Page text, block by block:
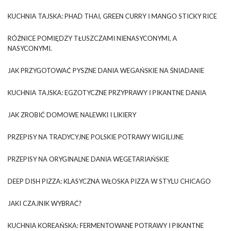
KUCHNIA TAJSKA: PHAD THAI, GREEN CURRY I MANGO STICKY RICE
RÓŻNICE POMIĘDZY TŁUSZCZAMI NIENASYCONYMI, A
NASYCONYMI.
JAK PRZYGOTOWAĆ PYSZNE DANIA WEGAŃSKIE NA ŚNIADANIE
KUCHNIA TAJSKA: EGZOTYCZNE PRZYPRAWY I PIKANTNE DANIA
JAK ZROBIĆ DOMOWE NALEWKI I LIKIERY
PRZEPISY NA TRADYCYJNE POLSKIE POTRAWY WIGILIJNE
PRZEPISY NA ORYGINALNE DANIA WEGETARIAŃSKIE
DEEP DISH PIZZA: KLASYCZNA WŁOSKA PIZZA W STYLU CHICAGO
JAKI CZAJNIK WYBRAĆ?
KUCHNIA KOREAŃSKA: FERMENTOWANE POTRAWY I PIKANTNE